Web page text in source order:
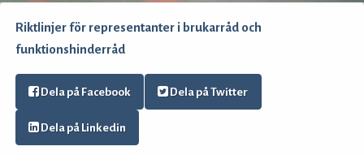
Riktlinjer för representanter i brukarråd och
funktionshinderråd
Dela på Facebook Dela på Twitter
Dela på Linkedin